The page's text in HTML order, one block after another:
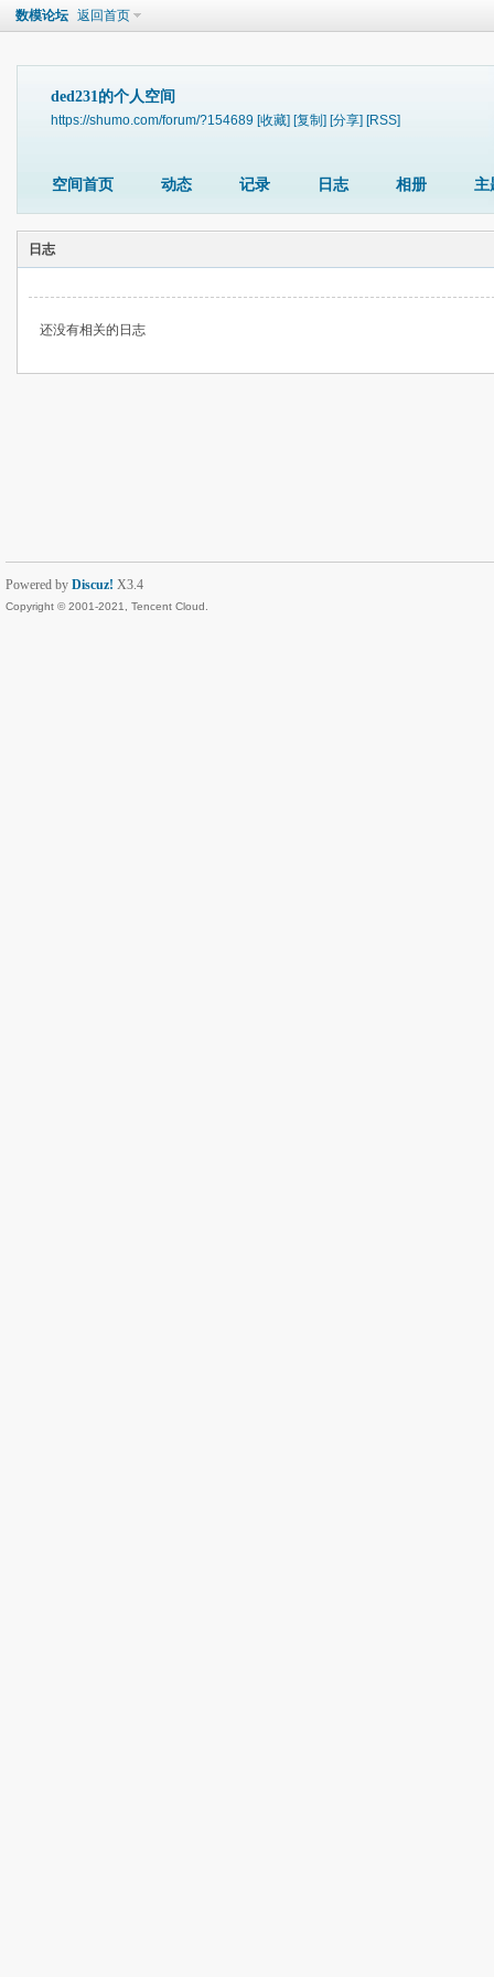
数模论坛 返回首页
ded231的个人空间
https://shumo.com/forum/?154689 [收藏] [复制] [分享] [RSS]
空间首页 动态 记录 日志 相册 主
日志
还没有相关的日志
Powered by Discuz! X3.4
Copyright © 2001-2021, Tencent Cloud.